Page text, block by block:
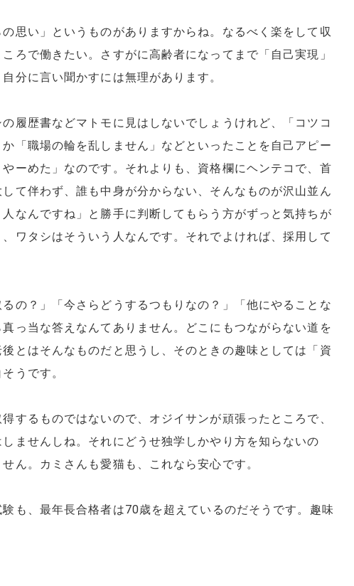
思い」というものがありますからね。なるべく楽をして収
ろで働きたい。さすがに高齢者になってまで「自己実現」
分に言い聞かすには無理があります。
履歴書などマトモに見はしないでしょうけれど、「コツコ
「職場の輪を乱しません」などといったことを自己アピー
ーめた」なのです。それよりも、資格欄にヘンテコで、首
て伴わず、誰も中身が分からない、そんなものが沢山並ん
なんですね」と勝手に判断してもらう方がずっと気持ちが
ワタシはそういう人なんです。それでよければ、採用して
るの？」「今さらどうするつもりなの？」「他にやることな
っ当な答えなんてありません。どこにもつながらない道を
とはそんなものだと思うし、そのときの趣味としては「資
うです。
するものではないので、オジイサンが頑張ったところで、
ませんしね。それにどうせ独学しかやり方を知らないの
ん。カミさんも愛猫も、これなら安心です。
も、最年長合格者は70歳を超えているのだそうです。趣味